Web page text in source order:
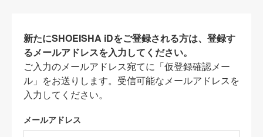
新たにSHOEISHA iDをご登録される方は、登録す
るメールアドレスを入力してください。
ご入力のメールアドレス宛てに「仮登録確認メー
ル」をお送りします。受信可能なメールアドレスを
入力してください。
メールアドレス